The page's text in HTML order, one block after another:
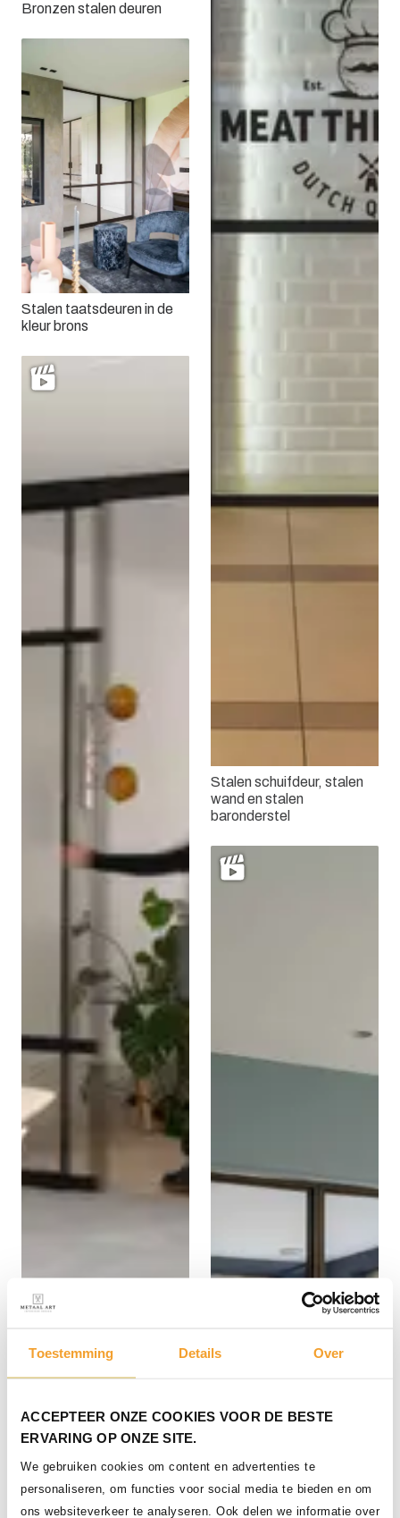
Toestemming Details Over
ACCEPTEER ONZE COOKIES VOOR DE BESTE
ERVARING OP ONZE SITE.
We gebruiken cookies om content en advertenties te
personaliseren, om functies voor social media te bieden en om
ons websiteverkeer te analyseren. Ook delen we informatie over
Bronzen stalen deuren
Stalen taatsdeuren in de
kleur brons
vaste panelen
Stalen schuifdeur, stalen
wand en stalen
baronderstel